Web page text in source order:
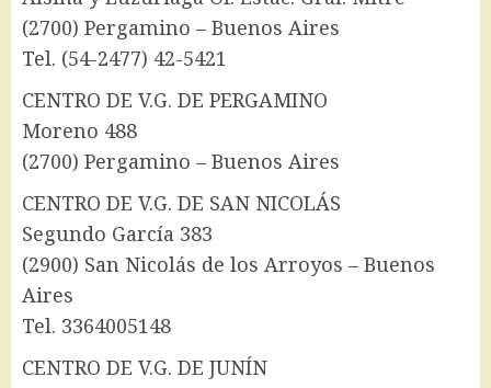
(2700) Pergamino – Buenos Aires
Tel. (54-2477) 42-5421
CENTRO DE V.G. DE PERGAMINO
Moreno 488
(2700) Pergamino – Buenos Aires
CENTRO DE V.G. DE SAN NICOLÁS
Segundo García 383
(2900) San Nicolás de los Arroyos – Buenos
Aires
Tel. 3364005148
CENTRO DE V.G. DE JUNÍN